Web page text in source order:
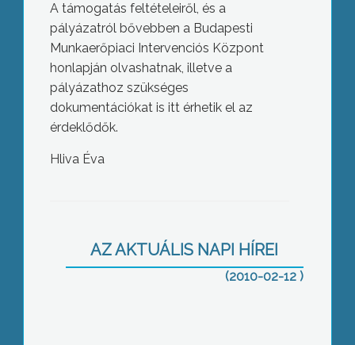
A támogatás feltételeiről, és a
pályázatról bővebben a Budapesti
Munkaerőpiaci Intervenciós Központ
honlapján olvashatnak, illetve a
pályázathoz szükséges
dokumentációkat is itt érhetik el az
érdeklődők.
Hliva Éva
AZ AKTUÁLIS NAPI HÍREI
(2010-02-12 )
diákok korlátlan számú jelentkezést